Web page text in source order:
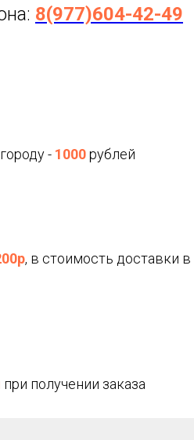
8(977)604-42-49
- 1000рублей
, в cтоимость доставки
при получении заказа